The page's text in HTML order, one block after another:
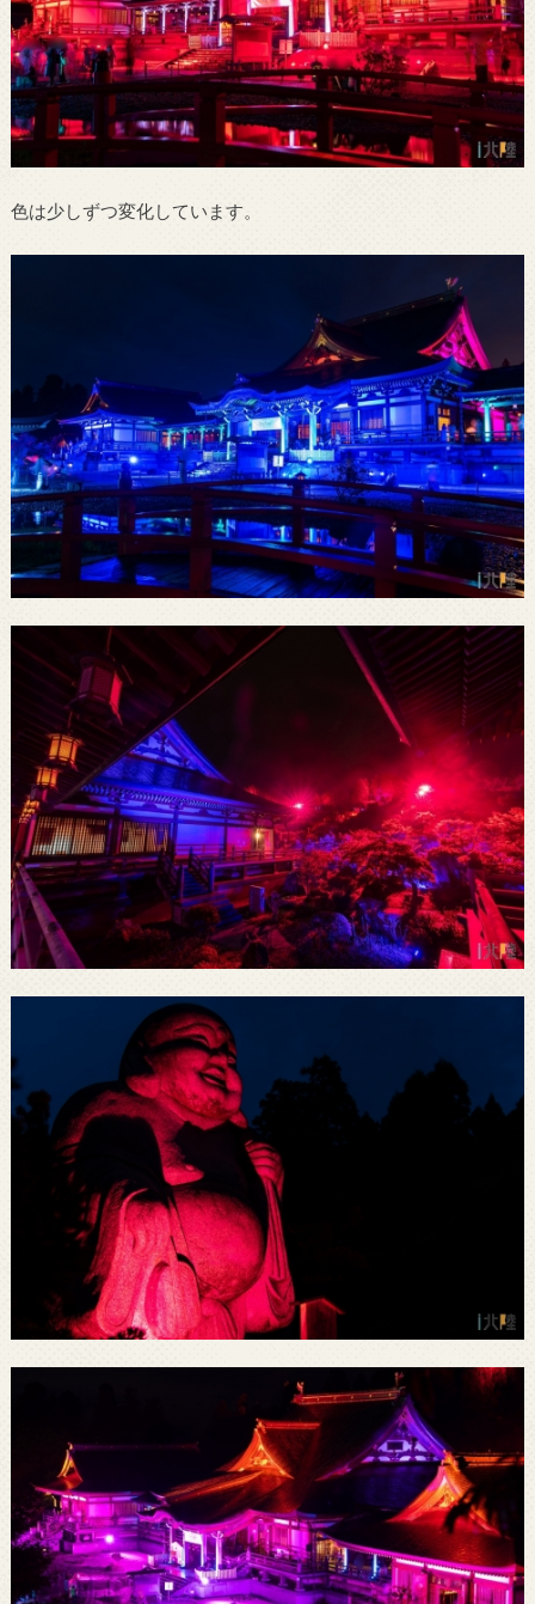
色は少しずつ変化しています。